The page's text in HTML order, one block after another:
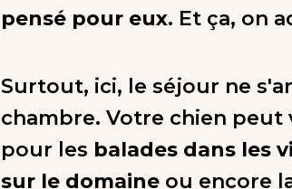
pensé pour eux. Et ça, on
Surtout, ici, le séjour ne
chambre. Votre chien peut
pour les balades dans les
sur le domaineou encore